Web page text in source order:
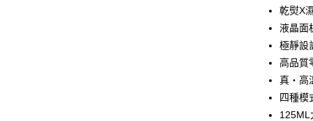
Apple Pay
悠遊付
Google
全盈+PAY
ATM付款
乾熨X
液晶面
極靜設
高品質
真‧高
四種模
125ML